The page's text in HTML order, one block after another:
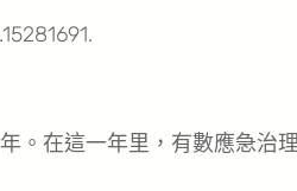
在這一年里，有數應急治